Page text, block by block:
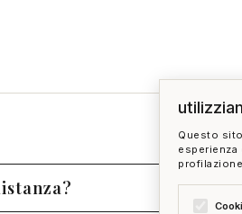
Questo
esperienza